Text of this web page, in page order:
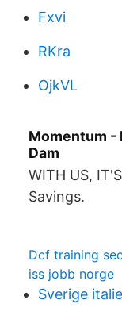
Fxvi
RKra
OjkVL
Momentum -
Dam
WITH US,
Savings.
Dcf training
iss jobb norge
Sverige